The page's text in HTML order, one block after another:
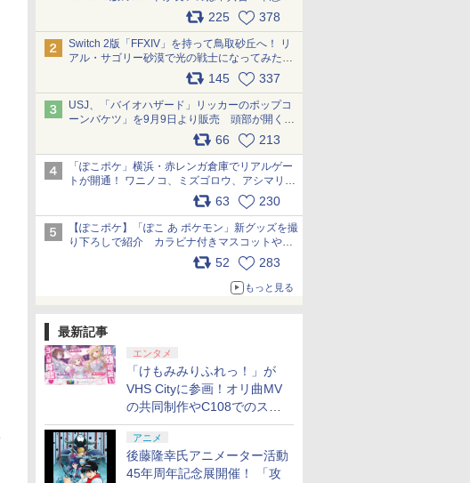
アップデートできるよう対応中225 378
Switch 2版「FFXIV」を持って鳥取砂丘へ！ リ
アル・サゴリー砂漠で光の戦士になってみた
145 337
USJ、「バイオハザード」リッカーのポップコ
ーンバケツ」を9月9日より販売 頭部が開く仕
組み。味は恐怖を堪のう「味噌フレーバー」
66 213
「ぽこポケ」横浜・赤レンガ倉庫でリアルゲー
トが開通！ ワニノコ、ミズゴロウ、アシマリ登
場シーンをレポート pic.x.com/LDgEByVl6D
63 230
【ぽこポケ】「ぽこ あ ポケモン」新グッズを撮
り下ろしで紹介 カラビナ付きマスコットやス
52 283
もっと見る
最新記事
エンタメ
「けもみみりふれっ！」が
VHS Cityに参画！オリ曲MV
の共同制作やC108でのスペ
シャルコラボ広告を掲出
アニメ
後藤隆幸氏アニメーター活動
45年周年記念展開催！ 「攻